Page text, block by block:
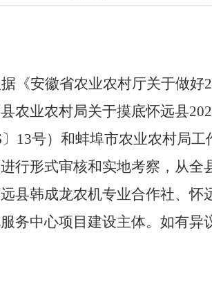
《安徽省农业农村厅关于做好
县农业农村局关于摸底怀远县
〕 13号）和蚌埠市农业农村局
行形式审核和实地考察，从全
县韩成龙农机专业合作社、
务中心项目建设主体。如有